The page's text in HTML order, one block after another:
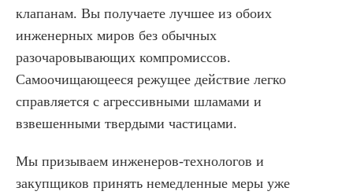
клапанам. Вы получаете лучшее из обоих
инженерных миров без обычных
разочаровывающих компромиссов.
Самоочищающееся режущее действие легко
справляется с агрессивными шламами и
взвешенными твердыми частицами.
Мы призываем инженеров-технологов и
закупщиков принять немедленные меры уже